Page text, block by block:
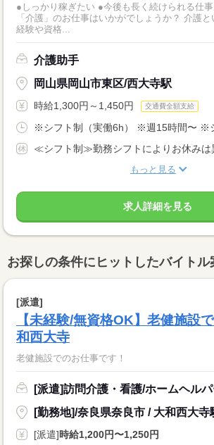
●しっかり稼ぎたい ●今後も長く続けられる仕事がしたい
「介護」のお仕事はいかがでしょうか？ 介護といっても、最近では
経験や資格...
介護助手
岡山県岡山市東区/西大寺駅
時給1,300円～1,450円 交通費全額支給
※シフト制（実働6h） ※週15時間〜 ※
≪シフト制≫勤務シフトによりお休みは
もっと見る
求人詳細を見る
お探しの条件にヒットしたバイトル
[派遣]
【未経験/無資格OK】老健施設
和西大寺
老健施設でのお仕事です！
[派遣]訪問介護・看護/ホームヘル
[勤務地]/奈良県奈良市 / 大和西大寺
[派遣]時給1,200円〜1,250円